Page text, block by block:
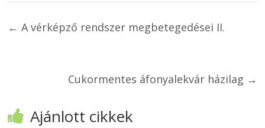
← A vérképző rendszer megbetegedései II.
Cukormentes áfonyalekvár házilag →
Ajánlott cikkek